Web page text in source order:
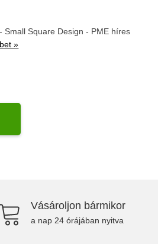
Small Square Design - PME híres
»
Vásároljon bármikor
a nap 24 órájában nyitva